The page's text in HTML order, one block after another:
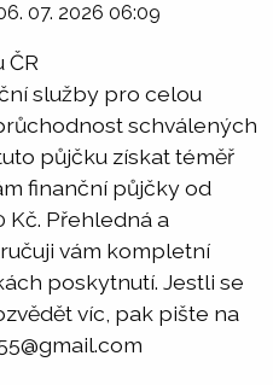
07. 2026 06:09
ČR
služby pro celou
schválených
půjčku získat téměř
finanční půjčky od
Kč. Přehledná a
vám kompletní
poskytnutí. Jestli se
víc, pak pište na